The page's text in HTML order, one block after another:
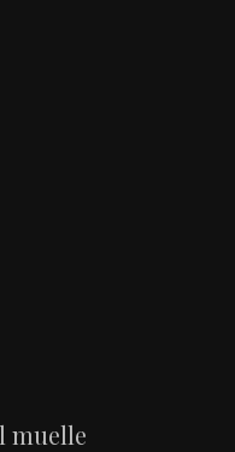
muelle